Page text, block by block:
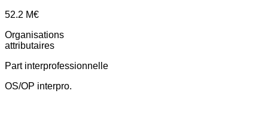
52.2 M€
Organisations
attributaires
Part interprofessionnelle
OS/OP interpro.